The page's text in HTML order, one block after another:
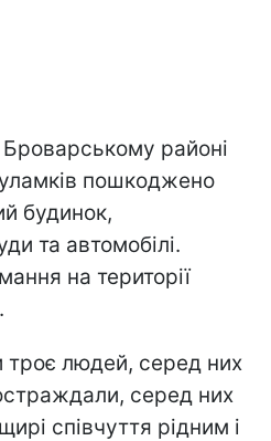
районі
пошкоджено
будинок,
та автомобілі.
на території
троє людей, серед них
серед них
співчуття рідним і